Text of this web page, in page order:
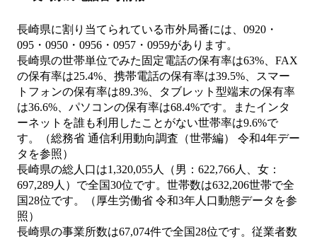
長崎県に割り当てられている市外局番には、0920・
095・0950・0956・0957・0959があります。
長崎県の世帯単位でみた固定電話の保有率は63%、FAX
の保有率は25.4%、携帯電話の保有率は39.5%、スマー
トフォンの保有率は89.3%、タブレット型端末の保有率
は36.6%、パソコンの保有率は68.4%です。またインタ
ーネットを誰も利用したことがない世帯率は9.6%で
す。（総務省 通信利用動向調査（世帯編） 令和4年デー
タを参照）
長崎県の総人口は1,320,055人（男：622,766人、女：
697,289人）で全国30位です。世帯数は632,206世帯で全
国28位です。（厚生労働省 令和3年人口動態データを参
照）
長崎県の事業所数は67,074件で全国28位です。従業者数